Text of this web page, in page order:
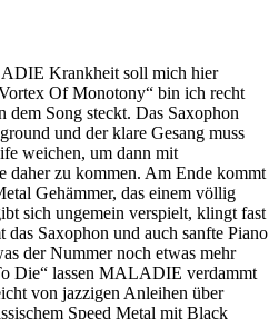
Krankheit soll mich hier
Of Monotony“ bin ich recht
Song steckt. Das Saxophon
und der klare Gesang muss
weichen, um dann mit
daher zu kommen. Am Ende kommt
Gehämmer, das einem völlig
sich ungemein verspielt, klingt fast
Saxophon und auch sanfte Piano
der Nummer noch etwas mehr
Die“ lassen MALADIE verdammt
von jazzigen Anleihen über
Speed Metal mit Black